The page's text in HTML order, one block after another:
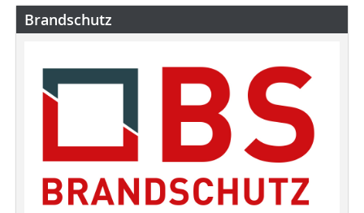
Brandschutz